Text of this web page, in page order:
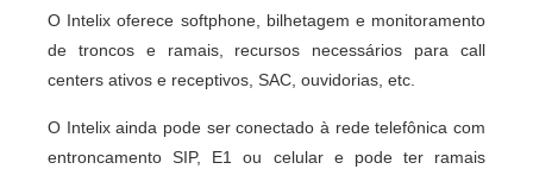
O Intelix oferece softphone, bilhetagem e monitoramento
de troncos e ramais, recursos necessários para call
centers ativos e receptivos, SAC, ouvidorias, etc.
O Intelix ainda pode ser conectado à rede telefônica com
entroncamento SIP, E1 ou celular e pode ter ramais